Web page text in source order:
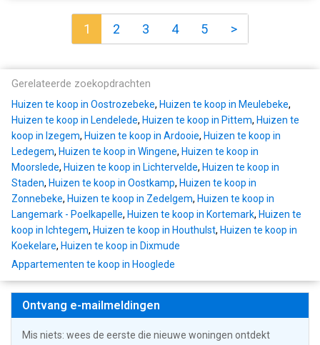
1 2 3 4 5 >
Gerelateerde zoekopdrachten
Huizen te koop in Oostrozebeke, Huizen te koop in Meulebeke,
Huizen te koop in Lendelede, Huizen te koop in Pittem, Huizen te
koop in Izegem, Huizen te koop in Ardooie, Huizen te koop in
Ledegem, Huizen te koop in Wingene, Huizen te koop in
Moorslede, Huizen te koop in Lichtervelde, Huizen te koop in
Staden, Huizen te koop in Oostkamp, Huizen te koop in
Zonnebeke, Huizen te koop in Zedelgem, Huizen te koop in
Langemark - Poelkapelle, Huizen te koop in Kortemark, Huizen te
koop in Ichtegem, Huizen te koop in Houthulst, Huizen te koop in
Koekelare, Huizen te koop in Dixmude
Appartementen te koop in Hooglede
Ontvang e-mailmeldingen
Mis niets: wees de eerste die nieuwe woningen ontdekt